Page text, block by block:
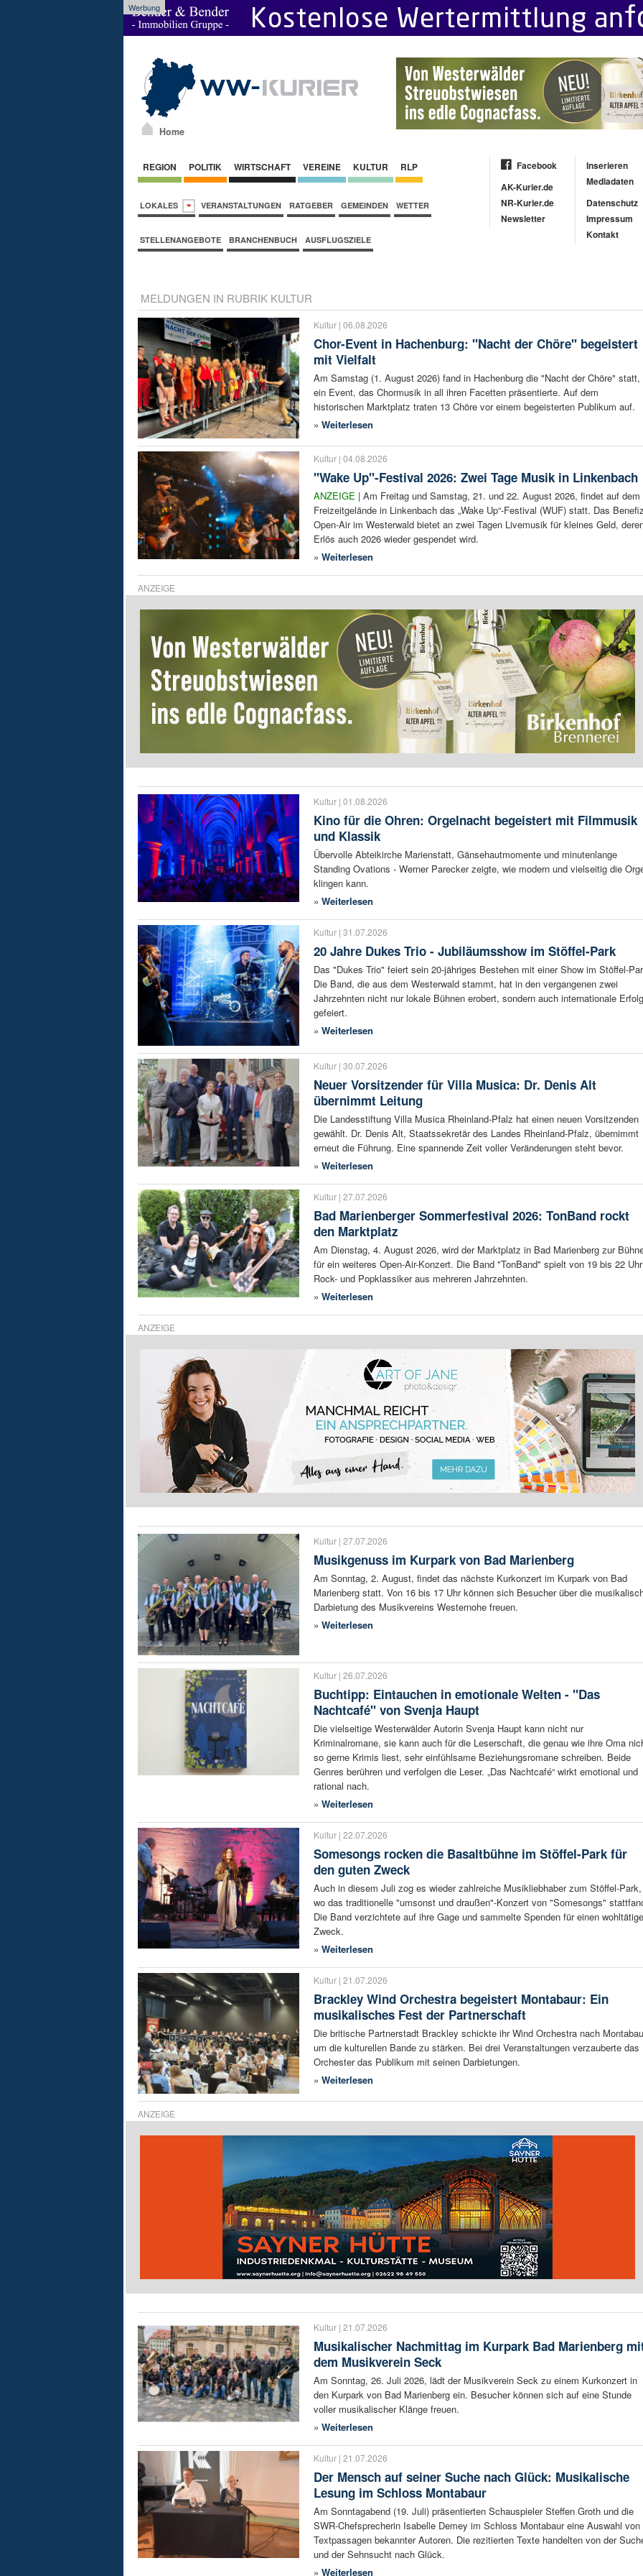
Werbung
Home
REGION POLITIK WIRTSCHAFT VEREINE KULTUR RLP
LOKALES VERANSTALTUNGEN RATGEBER GEMEINDEN WETTER
STELLENANGEBOTE BRANCHENBUCH AUSFLUGSZIELE
Facebook
AK-Kurier.de
NR-Kurier.de
Newsletter
Inserieren
Mediadaten
Datenschutz
Impressum
Kontakt
MELDUNGEN IN RUBRIK KULTUR
Kultur | 06.08.2026
Chor-Event in Hachenburg: "Nacht der Chöre" begeistert
mit Vielfalt
Am Samstag (1. August 2026) fand in Hachenburg die "Nacht der Chöre" statt,
ein Event, das Chormusik in all ihren Facetten präsentierte. Auf dem
historischen Marktplatz traten 13 Chöre vor einem begeisterten Publikum auf.
» Weiterlesen
Kultur | 04.08.2026
"Wake Up"-Festival 2026: Zwei Tage Musik in Linkenbach
ANZEIGE | Am Freitag und Samstag, 21. und 22. August 2026, findet auf dem
Freizeitgelände in Linkenbach das „Wake Up“-Festival (WUF) statt. Das
Open-Air im Westerwald bietet an zwei Tagen Livemusik für kleines Geld,
Erlös auch 2026 wieder gespendet wird.
» Weiterlesen
ANZEIGE
Kultur | 01.08.2026
Kino für die Ohren: Orgelnacht begeistert mit Filmmusik
und Klassik
Übervolle Abteikirche Marienstatt, Gänsehautmomente und minutenlange
Standing Ovations - Werner Parecker zeigte, wie modern und vielseitig die
klingen kann.
» Weiterlesen
Kultur | 31.07.2026
20 Jahre Dukes Trio - Jubiläumsshow im Stöffel-Park
Das "Dukes Trio" feiert sein 20-jähriges Bestehen mit einer Show im Stöffel-
Die Band, die aus dem Westerwald stammt, hat in den vergangenen zwei
Jahrzehnten nicht nur lokale Bühnen erobert, sondern auch internationale
gefeiert.
» Weiterlesen
Kultur | 30.07.2026
Neuer Vorsitzender für Villa Musica: Dr. Denis Alt
übernimmt Leitung
Die Landesstiftung Villa Musica Rheinland-Pfalz hat einen neuen Vorsitzenden
gewählt. Dr. Denis Alt, Staatssekretär des Landes Rheinland-Pfalz, übernimmt
erneut die Führung. Eine spannende Zeit voller Veränderungen steht bevor.
» Weiterlesen
Kultur | 27.07.2026
Bad Marienberger Sommerfestival 2026: TonBand rockt
den Marktplatz
Am Dienstag, 4. August 2026, wird der Marktplatz in Bad Marienberg zur
für ein weiteres Open-Air-Konzert. Die Band "TonBand" spielt von 19 bis 22 Uhr
Rock- und Popklassiker aus mehreren Jahrzehnten.
» Weiterlesen
ANZEIGE
Kultur | 27.07.2026
Musikgenuss im Kurpark von Bad Marienberg
Am Sonntag, 2. August, findet das nächste Kurkonzert im Kurpark von Bad
Marienberg statt. Von 16 bis 17 Uhr können sich Besucher über die
Darbietung des Musikvereins Westernohe freuen.
» Weiterlesen
Kultur | 26.07.2026
Buchtipp: Eintauchen in emotionale Welten - "Das
Nachtcafé" von Svenja Haupt
Die vielseitige Westerwälder Autorin Svenja Haupt kann nicht nur
Kriminalromane, sie kann auch für die Leserschaft, die genau wie ihre Oma
so gerne Krimis liest, sehr einfühlsame Beziehungsromane schreiben. Beide
Genres berühren und verfolgen die Leser. „Das Nachtcafé“ wirkt emotional und
rational nach.
» Weiterlesen
Kultur | 22.07.2026
Somesongs rocken die Basaltbühne im Stöffel-Park für
den guten Zweck
Auch in diesem Juli zog es wieder zahlreiche Musikliebhaber zum Stöffel-Park,
wo das traditionelle "umsonst und draußen"-Konzert von "Somesongs"
Die Band verzichtete auf ihre Gage und sammelte Spenden für einen
Zweck.
» Weiterlesen
Kultur | 21.07.2026
Brackley Wind Orchestra begeistert Montabaur: Ein
musikalisches Fest der Partnerschaft
Die britische Partnerstadt Brackley schickte ihr Wind Orchestra nach
um die kulturellen Bande zu stärken. Bei drei Veranstaltungen verzauberte das
Orchester das Publikum mit seinen Darbietungen.
» Weiterlesen
ANZEIGE
Kultur | 21.07.2026
Musikalischer Nachmittag im Kurpark Bad Marienberg
dem Musikverein Seck
Am Sonntag, 26. Juli 2026, lädt der Musikverein Seck zu einem Kurkonzert in
den Kurpark von Bad Marienberg ein. Besucher können sich auf eine Stunde
voller musikalischer Klänge freuen.
» Weiterlesen
Kultur | 21.07.2026
Der Mensch auf seiner Suche nach Glück: Musikalische
Lesung im Schloss Montabaur
Am Sonntagabend (19. Juli) präsentierten Schauspieler Steffen Groth und die
SWR-Chefsprecherin Isabelle Demey im Schloss Montabaur eine Auswahl von
Textpassagen bekannter Autoren. Die rezitierten Texte handelten von der
und der Sehnsucht nach Glück.
» Weiterlesen